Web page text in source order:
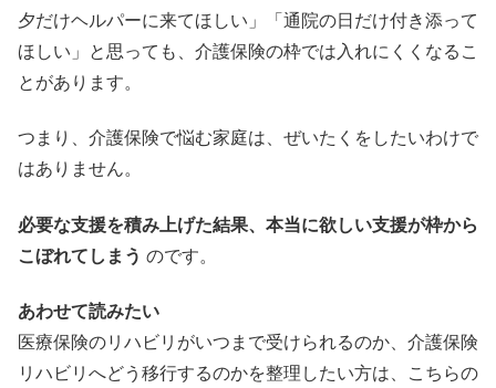
夕だけヘルパーに来てほしい」「通院の日だけ付き添って
ほしい」と思っても、介護保険の枠では入れにくくなるこ
とがあります。
つまり、介護保険で悩む家庭は、ぜいたくをしたいわけで
はありません。
必要な支援を積み上げた結果、本当に欲しい支援が枠から
こぼれてしまう のです。
あわせて読みたい
医療保険のリハビリがいつまで受けられるのか、介護保険
リハビリへどう移行するのかを整理したい方は、こちらの